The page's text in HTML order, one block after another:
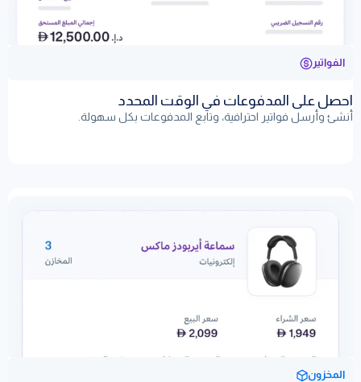
الفواتير
احصل على المدفوعات في الوقت المحدد
أنشئ وأرسل فواتير احترافية، وتابع المدفوعات بكل سهولة.
المخزون